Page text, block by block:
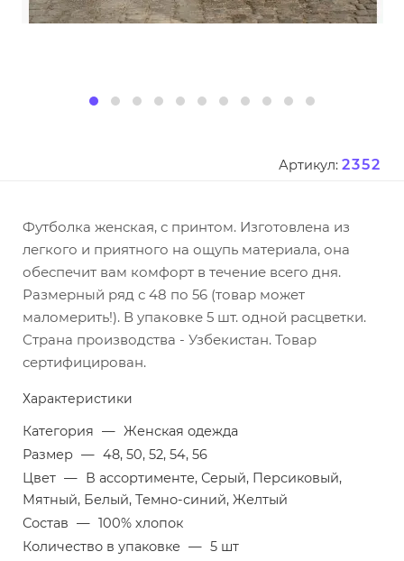
Артикул: 2352
Футболка женская, с принтом. Изготовлена из
легкого и приятного на ощупь материала, она
обеспечит вам комфорт в течение всего дня.
Размерный ряд с 48 по 56 (товар может
маломерить!). В упаковке 5 шт. одной расцветки.
Страна производства - Узбекистан. Товар
сертифицирован.
Характеристики
Категория — Женская одежда
Размер — 48, 50, 52, 54, 56
Цвет — В ассортименте, Серый, Персиковый,
Мятный, Белый, Темно-синий, Желтый
Состав — 100% хлопок
Количество в упаковке — 5 шт